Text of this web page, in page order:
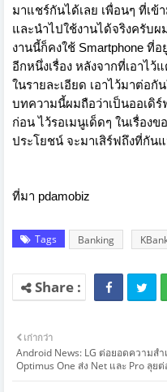
มาแชร์กันได้เลย เพื่อนๆ ที่เ
และนำไปใช้งานได้จริงครับผ
งานนี้ก็คงใช้ Smartphone ที่
อีกหนึ่งเรื่อง หลังจากที่เอาไ
ในรายละเอียด เอาไว้มาต่อ
บทความนี้ผมถือว่าเป็นออเดิ
ก่อน ไว้รอเมนูเด็ดๆ ในเรื่อง
ประโยชน์ จะมาเสิร์ฟถึงที่กั
ที่มา pdamobiz
Tags Banking
เก่ากว่า
Android News: LG ต่อยอดความสำ
Optimus One ส่ง Net และ Pro ลุยต่